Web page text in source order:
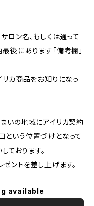
ロン名、もしくは通って
後にあります「備考欄」
リカ商品をお知りになっ
いの地域にアイリカ契約
という位置づけとなって
ております。
ントを差し上げます。
available